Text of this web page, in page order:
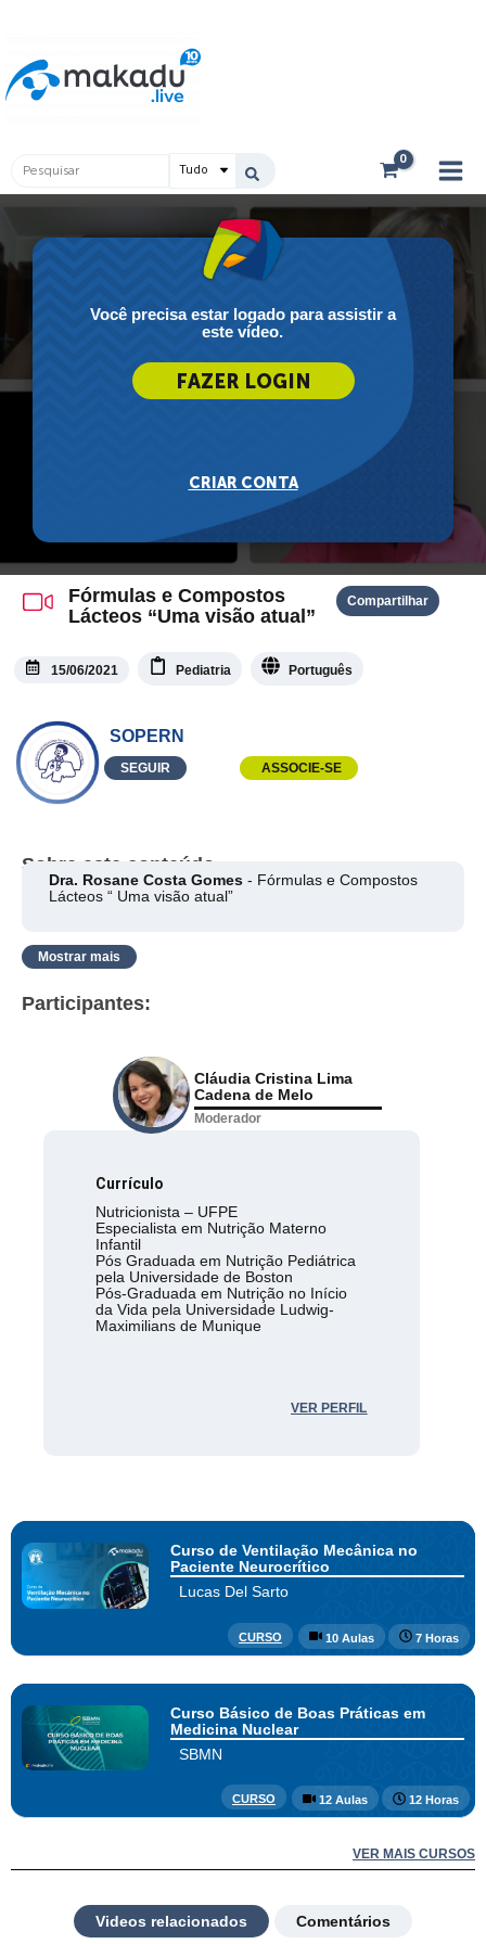
conteúdo
Pesquisar
...
Você precisa estar logado para assistir a
este vídeo.
Fórmulas e Compostos
Lácteos “Uma visão atual”
Compartilhar
15/06/2021 Pediatria Português
SOPERN
SEGUIR ASSOCIE-SE
Sobre este conteúdo
Dra. Rosane Costa Gomes - Fórmulas e Compostos
Lácteos “ Uma visão atual”
Mostrar mais
Participantes:
Cláudia Cristina Lima
Cadena de Melo
Moderador
Currículo
Nutricionista – UFPE
Especialista em Nutrição Materno
Infantil
Pós Graduada em Nutrição Pediátrica
pela Universidade de Boston
Pós-Graduada em Nutrição no Início
da Vida pela Universidade Ludwig-
Maximilians de Munique
VER PERFIL
Curso de Ventilação Mecânica no
Paciente Neurocrítico
Lucas Del Sarto
CURSO 10 Aulas 7 Horas
Curso Básico de Boas Práticas em
Medicina Nuclear
SBMN
CURSO 12 Aulas 12 Horas
VER MAIS CURSOS
Videos relacionados Comentários